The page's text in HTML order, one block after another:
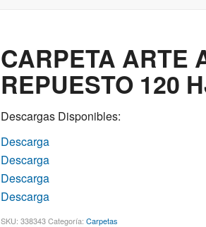
CARPETA ARTE
REPUESTO 120
Descargas Disponibles:
Descarga
Descarga
Descarga
Descarga
SKU: 338343Categoría: Carpetas